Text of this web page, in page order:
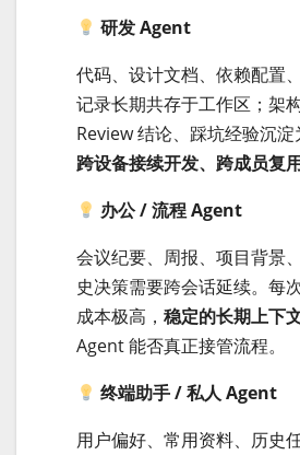
研发 Agent
代码、设计文档、依赖配置
记录长期共存于工作区；架
Review 结论、踩坑经验沉淀
跨设备接续开发、跨成员复
办公 / 流程 Agent
会议纪要、周报、项目背景
史决策需要跨会话延续。每
成本极高， 稳定的长期上下
Agent 能否真正接管流程。
终端助手 / 私人 Agent
用户偏好、常用资料、历史